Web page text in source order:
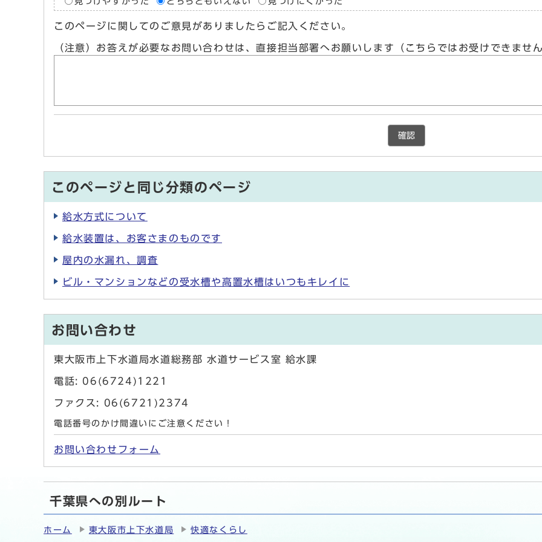
このページに関してのご意見がありましたらご記入ください。
（注意）お答えが必要なお問い合わせは、直接担当部署へお願いします（こちらではお受けできませ
確認
このページと同じ分類のページ
給水方式について
給水装置は、お客さまのものです
屋内の水漏れ、調査
ビル・マンションなどの受水槽や高置水槽はいつもキレイに
お問い合わせ
東大阪市上下水道局水道総務部 水道サービス室 給水課
電話: 06(6724)1221
ファクス: 06(6721)2374
電話番号のかけ間違いにご注意ください！
お問い合わせフォーム
千葉県への別ルート
ホーム 東大阪市上下水道局 快適なくらし